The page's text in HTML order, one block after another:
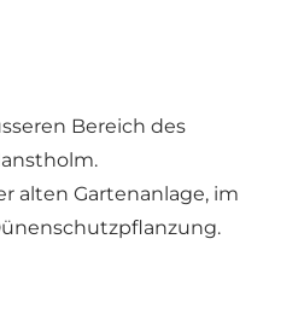
Bereich des
alten Gartenanlage, im